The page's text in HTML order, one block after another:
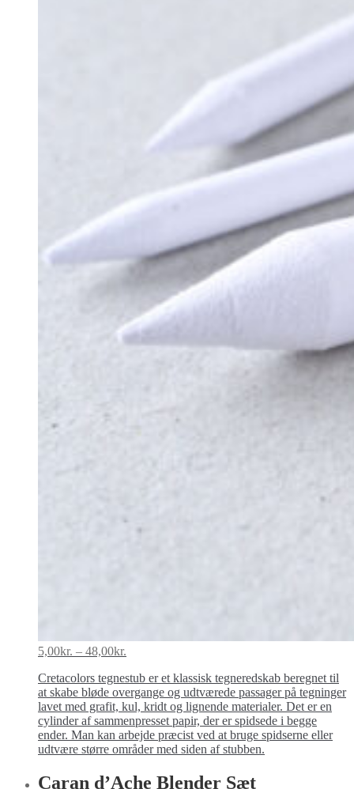
5,00kr. – 48,00kr.
til
48,00kr.
Cretacolors tegnestub er et klassisk tegneredskab beregnet til
at skabe bløde overgange og udtværede passager på tegninger
lavet med grafit, kul, kridt og lignende materialer. Det er en
cylinder af sammenpresset papir, der er spidsede i begge
ender. Man kan arbejde præcist ved at bruge spidserne eller
udtvære større områder med siden af stubben.
Caran d’Ache Blender Sæt